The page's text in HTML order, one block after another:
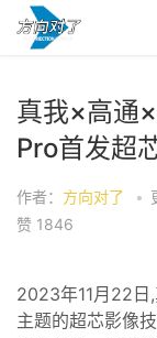
真我×高通
Pro首发超
作者： 方向对了 •
赞 1846
2023年11月22日
主题的超芯影像